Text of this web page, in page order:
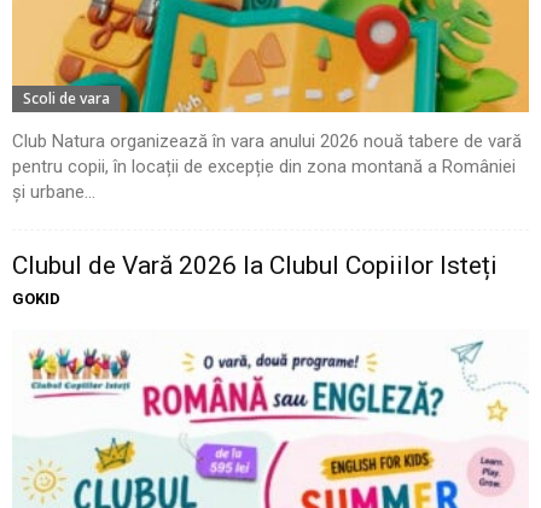
Scoli de vara
Club Natura organizează în vara anului 2026 nouă tabere de vară
pentru copii, în locații de excepție din zona montană a României
și urbane...
Clubul de Vară 2026 la Clubul Copiilor Isteți
GOKID